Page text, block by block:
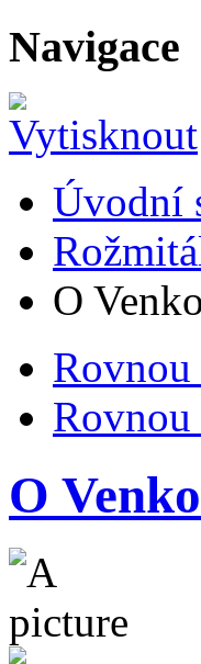
Navigace
Úvodní
O
Rovnou
Rovnou
O